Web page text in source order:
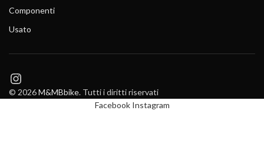
Componenti
Usato
Instagram
© 2026M&MBbike. Tutti i diritti riservati
Facebook Instagram